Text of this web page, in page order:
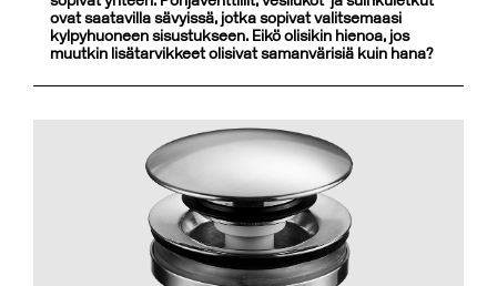
ovat saatavilla sävyissä, jotka sopivat valitsemaasi
kylpyhuoneen sisustukseen. Eikö olisikin hienoa, jos
muutkin lisätarvikkeet olisivat samanvärisiä kuin hana?